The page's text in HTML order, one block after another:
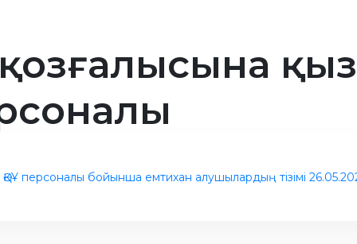
қозғалысына
ӘҚҰ персоналы бойынша емтихан алушылардың тізімі